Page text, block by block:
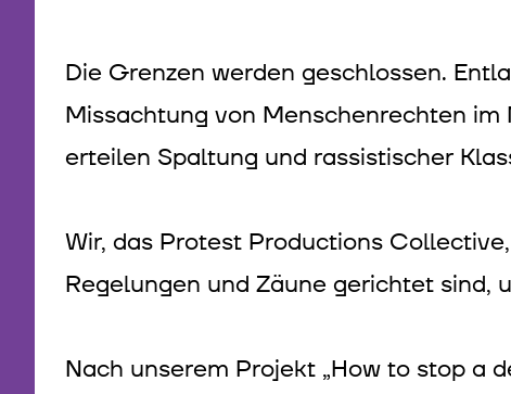
Die Grenzen werden geschlossen.
Missachtung von Menschenrechten im
erteilen Spaltung und rassistischer
Wir, das Protest Productions
Regelungen und Zäune gerichtet sind,
Nach unserem Projekt „How to stop a